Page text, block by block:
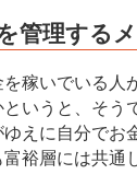
管理する
稼いでいる人
いうと、そう
えに自分でお
裕層には共通